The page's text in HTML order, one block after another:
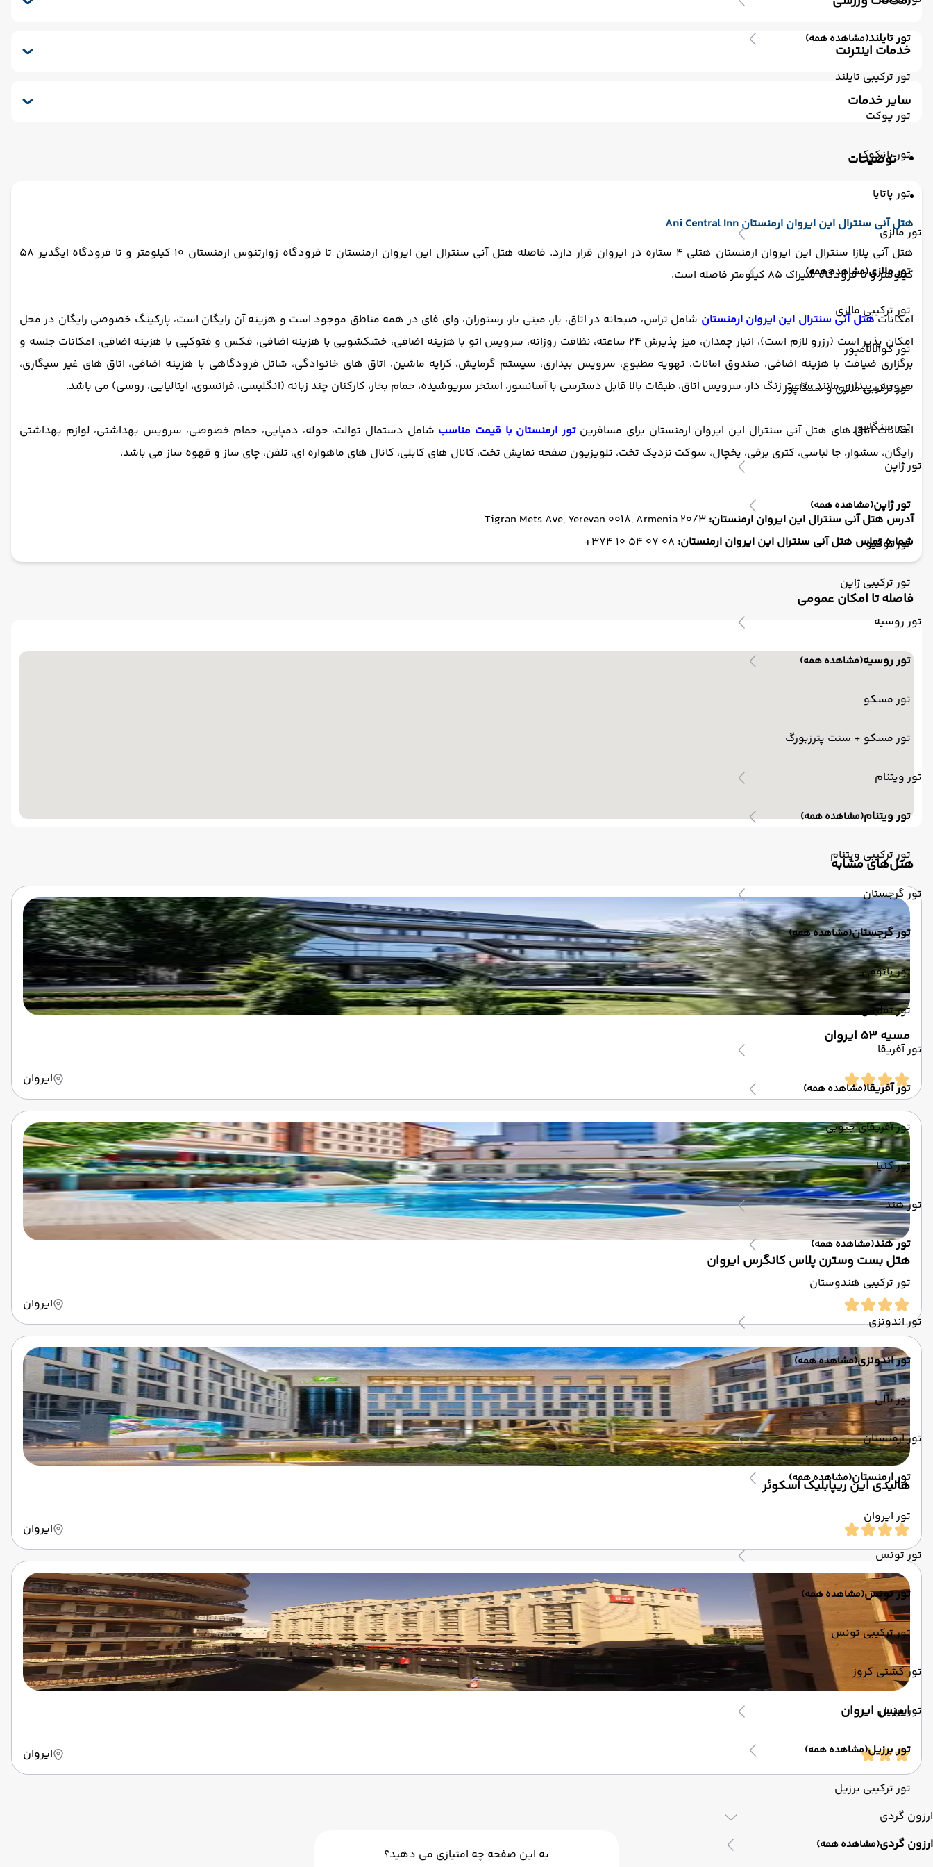
تور تایلند(مشاهده همه)
تور ترکیبی تایلند
تور پوکت
تور بانکوک
تور پاتایا
تور مالزی
تور مالزی(مشاهده همه)
تور ترکیبی مالزی
تور کوالالامپور
تور ترکیبی مالزی و سنگاپور
تور سنگاپور
تور ژاپن
تور ژاپن(مشاهده همه)
تور توکیو
تور ترکیبی ژاپن
تور روسیه
تور روسیه(مشاهده همه)
تور مسکو
تور مسکو + سنت پترزبورگ
تور ویتنام
تور ویتنام(مشاهده همه)
تور ترکیبی ویتنام
تور گرجستان
تور گرجستان(مشاهده همه)
تور باتومی
تور تفلیس
تور آفریقا
تور آفریقا(مشاهده همه)
تور آفریقای جنوبی
تور کنیا
تور هند
تور هند(مشاهده همه)
تور ترکیبی هندوستان
تور اندونزی
تور اندونزی(مشاهده همه)
تور بالی
تور ارمنستان
تور ارمنستان(مشاهده همه)
تور ایروان
تور تونس
تور تونس(مشاهده همه)
تور ترکیبی تونس
تور کشتی کروز
تور برزیل
تور برزیل(مشاهده همه)
تور ترکیبی برزیل
ارزون گردی
ارزون گردی(مشاهده همه)
خدمات اینترنت
اینترنت بیسیم رایگان در لابی
سایر خدمات
ترانسفر رفت (استقبال)
توضیحات
هتل آنی سنترال این ایروان ارمنستان Ani Central Inn
هتل آنی پلازا سنترال این ایروان ارمنستان هتلی 4 ستاره در ایروان قرار دارد. فاصله هتل آنی سنترال این ایروان ارمنستان تا فرودگاه زوارتنوس ارمنستان 10 کیلومتر و تا فرودگاه ایگدیر 58
کیلومتر و تا فرودگاه شیراک 85 کیلومتر فاصله است.
امکاناتهتل آنی سنترال این ایروان ارمنستان شامل تراس، صبحانه در اتاق، بار، مینی بار، رستوران، وای فای در همه مناطق موجود است و هزینه آن رایگان است، پارکینگ خصوصی رایگان در محل
امکان پذیر است (رزرو لازم است)، انبار چمدان، میز پذیرش 24 ساعته، نظافت روزانه، سرویس اتو با هزینه اضافی، خشکشویی با هزینه اضافی، فکس و فتوکپی با هزینه اضافی، امکانات جلسه و
برگزاری ضیافت با هزینه اضافی، صندوق امانات، تهویه مطبوع، سرویس بیداری، سیستم گرمایش، کرایه ماشین، اتاق های خانوادگی، شاتل فرودگاهی با هزینه اضافی، اتاق های غیر سیگاری،
سرویس بیداری مانند ساعت زنگ دار، سرویس اتاق، طبقات بالا قابل دسترسی با آسانسور، استخر سرپوشیده، حمام بخار، کارکنان چند زبانه (انگلیسی، فرانسوی، ایتالیایی، روسی) می باشد.
امکانات اتاق های هتل آنی سنترال این ایروان ارمنستان برای مسافرینتور ارمنستان با قیمت مناسب شامل دستمال توالت، حوله، دمپایی، حمام خصوصی، سرویس بهداشتی، لوازم بهداشتی
رایگان، سشوار، جا لباسی، کتری برقی، یخچال، سوکت نزدیک تخت، تلویزیون صفحه نمایش تخت، کانال های کابلی، کانال های ماهواره ای، تلفن، چای ساز و قهوه ساز می باشد.
آدرس هتل آنی سنترال این ایروان ارمنستان:
شماره تماس هتل آنی سنترال این ایروان ارمنستان:
فاصله تا امکان عمومی
‌هتل‌های مشابه
مسیه 53 ایروان
ایروان
هتل بست وسترن پلاس کانگرس ایروان
ایروان
هالیدی این ریپابلیک اسکوئر
ایروان
ایبیس ایروان
ایروان
به این صفحه چه امتیازی می دهید؟